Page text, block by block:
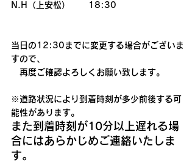
N.H（上安松）      18:30
当日の12:30までに変更する場合がございま
すので、
再度ご確認よろしくお願い致します。
※道路状況により到着時刻が多少前後する可
能性があります。
また到着時刻が10分以上遅れる場
合にはあらかじめご連絡いたしま
す。